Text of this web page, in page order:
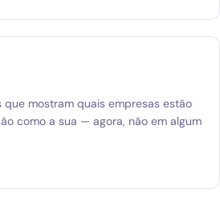
que mostram quais empresas estão
como a sua — agora, não em algum